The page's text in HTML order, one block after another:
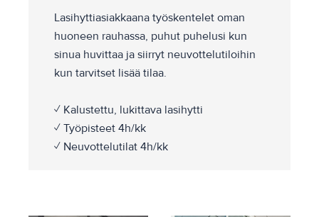
Lasihyttiasiakkaana työskentelet oman
huoneen rauhassa, puhut puhelusi kun
sinua huvittaa ja siirryt neuvottelutiloihin
kun tarvitset lisää tilaa.
✓ Kalustettu, lukittava lasihytti
✓ Työpisteet 4h/kk
✓ Neuvottelutilat 4h/kk